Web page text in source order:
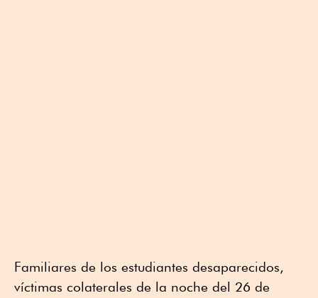
Familiares de los estudiantes desaparecidos,
víctimas colaterales ⁠de la noche del 26 ⁠de